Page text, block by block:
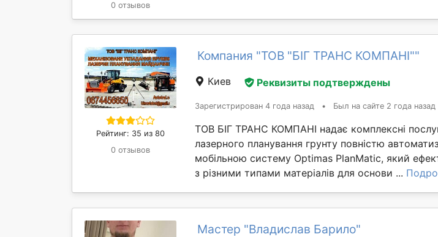
0 отзывов
Рейтинг: 35 из 80
0 отзывов
Компания "ТОВ "БІГ ТРАНС КОМПАНІ""
Киев Реквизиты подтверждены
Зарегистрирован 4 года назад • Был на сайте 2 года назад
ТОВ БІГ ТРАНС КОМПАНІ надає комплексні
лазерного планування грунту повністю
мобільною систему Optimas PlanMatic, який
з різними типами матеріалів для основи ...
Мастер "Владислав Барило"